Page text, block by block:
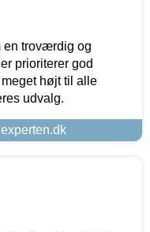
en troværdig og
prioriterer god
højt til alle
udvalg.